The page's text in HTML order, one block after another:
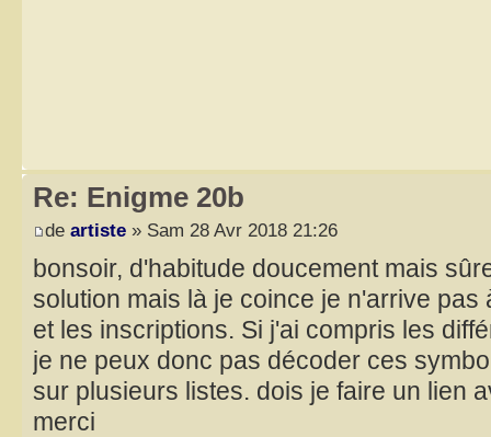
Re: Enigme 20b
de artiste » Sam 28 Avr 2018 21:26
bonsoir, d'habitude doucement mais
solution mais là je coince je n'arrive pas
et les inscriptions. Si j'ai compris les
je ne peux donc pas décoder ces
sur plusieurs listes. dois je faire un lien
merci